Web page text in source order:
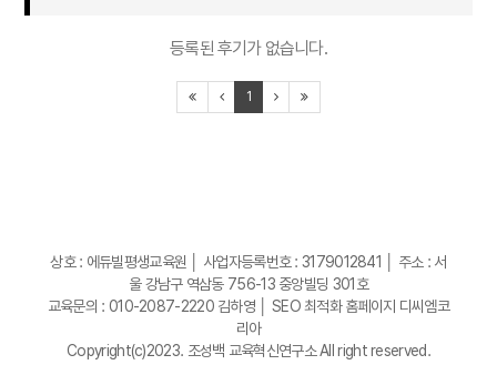
등록된 후기가 없습니다.
1
상호 : 에듀빌평생교육원 │ 사업자등록번호 : 3179012841 │ 주소 : 서
울 강남구 역삼동 756-13 중앙빌딩 301호
교육문의 : 010-2087-2220 김하영 │ SEO 최적화 홈페이지 디씨엠코
리아
Copyright(c)2023. 조성백 교육혁신연구소 All right reserved.